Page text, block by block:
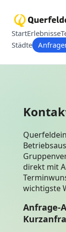
StartErlebnisse
Städte
direkt mit
wichtigste
Anfrage-